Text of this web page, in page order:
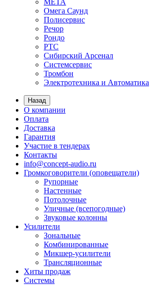
МЕТА
Омега Саунд
Полисервис
Речор
Рондо
РТС
Сибирский Арсенал
Системсервис
Тромбон
Электротехника и Автоматика
Назад
О компании
Оплата
Доставка
Гарантия
Участие в тендерах
Контакты
info@concept-audio.ru
Громкоговорители (оповещатели)
Рупорные
Настенные
Потолочные
Уличные (всепогодные)
Звуковые колонны
Усилители
Зональные
Комбинированные
Микшер-усилители
Трансляционные
Хиты продаж
Системы